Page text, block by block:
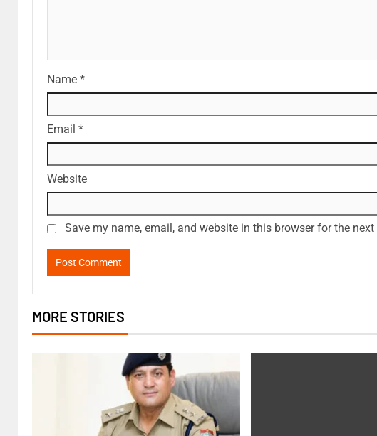
Name *
Email *
Website
Save my name, email, and website in this browser for the
MORE STORIES